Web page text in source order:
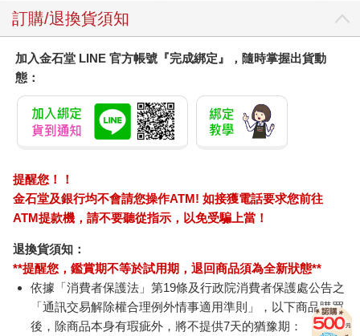
1.倒掉浸泡的水，將生果仁稍微清洗，但切勿搓揉。
2.將其與過濾水一起放進果汁機內，用高速攪打，攪打時間視果
機約30秒。
3.將其倒入過濾袋，用手將生豆漿擠出，倒入一深盆中，放入電
鍋，外鍋放1杯水。在鍋緣左右各放一根筷子，將鍋蓋架高後，加
蓋燜煮。從電鍋取出後，加蓋放涼，裝進玻璃瓶內，冷藏可保存
三天。
製作植物奶時，除了腰果奶不太需要過濾渣外，其餘的杏仁渣、
燕麥渣和豆渣都可以再利用。將其放入密封保鮮袋，以平鋪方
式，放入冷凍，可保存六個月。隨時需要就取一包退冰，馬上就
可以使用。Part 2 理想的煮食生活
純蔬餐桌，豐盈心靈與味蕾
{ Morning } 輕快的早晨──日安，吃早餐！
訂購/退換貨須知
加入金石堂 LINE 官方帳號『完成綁定』，隨時掌握出貨動
態：
提醒您！！
金石堂及銀行均不會請您操作ATM! 如接獲電話要求您前往
ATM提款機，請不要聽從指示，以免受騙上當！
退換貨須知：
**提醒您，鑑賞期不等於試用期，退回商品須為全新狀態**
依據「消費者保護法」第19條及行政院消費者保護處公告之
「通訊交易解除權合理例外情事適用準則」，以下商品購買
後，除商品本身有瑕疵外，將不提供7天的猶豫期：